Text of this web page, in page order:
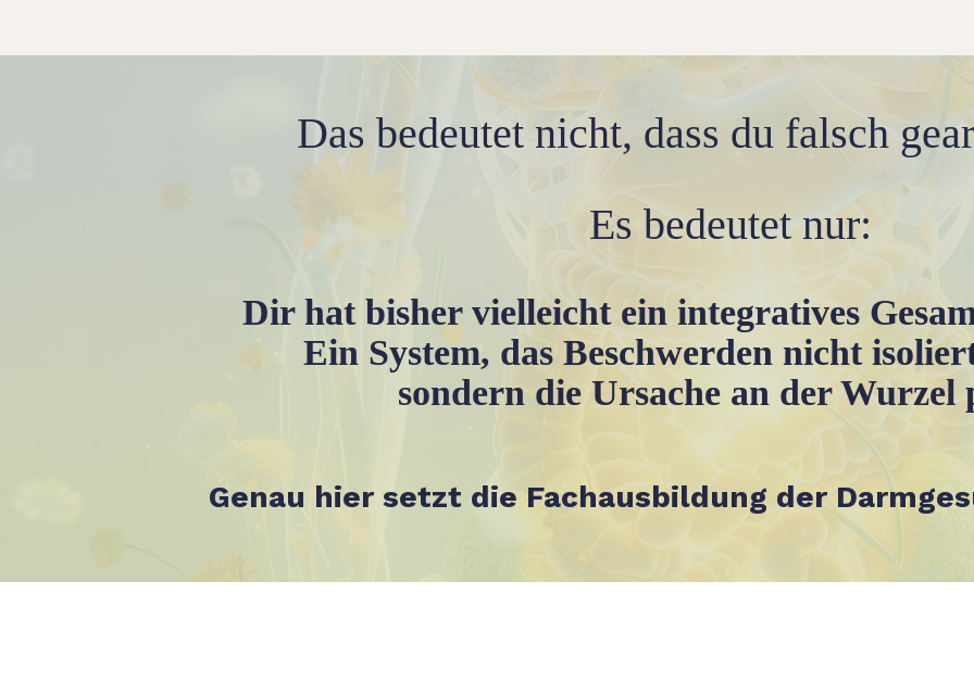
Das bedeutet nicht, dass du falsch
Es bedeutet nur:
Dir hat bisher vielleicht ein integratives
Ein System, das Beschwerden nicht
sondern die Ursache an der Wurzel
Genau hier setzt die Fachausbildung der